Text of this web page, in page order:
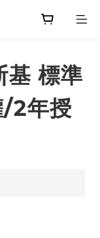
基 標準
/2年授